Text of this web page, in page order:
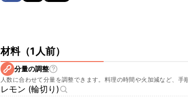
材料（1人前）
分量の調整
人数に合わせて分量を調整できます。料理の時間や火加減など、手
レモン (輪切り)